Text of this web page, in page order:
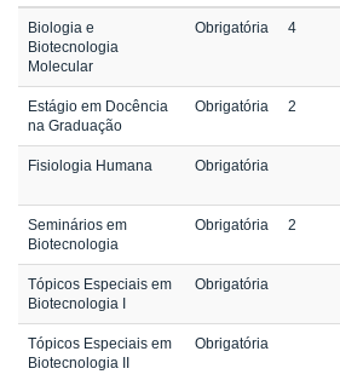
Biologia e
Biotecnologia
Molecular
Obrigatória 4
Estágio em Docência
na Graduação
Obrigatória 2
Fisiologia Humana Obrigatória
Seminários em
Biotecnologia
Obrigatória 2
Tópicos Especiais em
Biotecnologia I
Obrigatória
Tópicos Especiais em
Biotecnologia II
Obrigatória